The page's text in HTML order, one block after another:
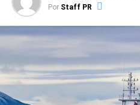
Por Staff PR